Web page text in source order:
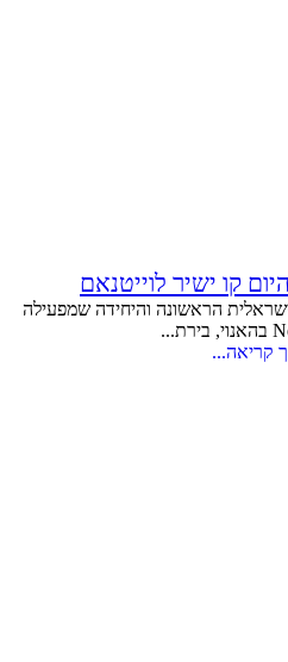
קו ישיר לוייטנאם
הראשונה והיחידה שמפעילה
קריאה...